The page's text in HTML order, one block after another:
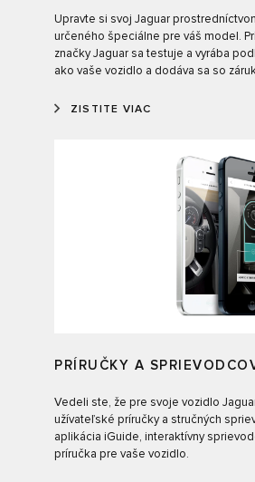
Upravte si svoj Jaguar
určeného špeciálne pre váš model.
značky Jaguar sa testuje a vyrába
ako vaše vozidlo a dodáva sa so
ZISTITE VIAC
PRÍRUČKY A
Vedeli ste, že pre svoje vozidlo
užívateľské príručky a stručných
aplikácia iGuide, interaktívny
príručka pre vaše vozidlo.